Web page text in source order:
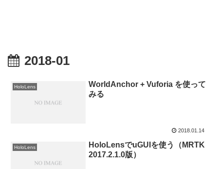
2018-01
HoloLens
WorldAnchor + Vuforia を使って
みる
2018.01.14
HoloLens
HoloLensでuGUIを使う（MRTK
2017.2.1.0版）